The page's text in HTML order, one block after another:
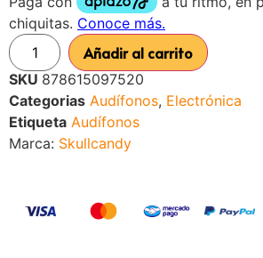
Añadir al carrito
SKU 878615097520
Categorias Audífonos, Electrónica
Etiqueta Audífonos
Marca: Skullcandy